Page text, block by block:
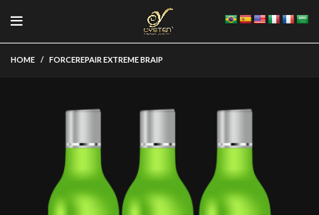
HOME FORCEREPAIR EXTREME BRAIP